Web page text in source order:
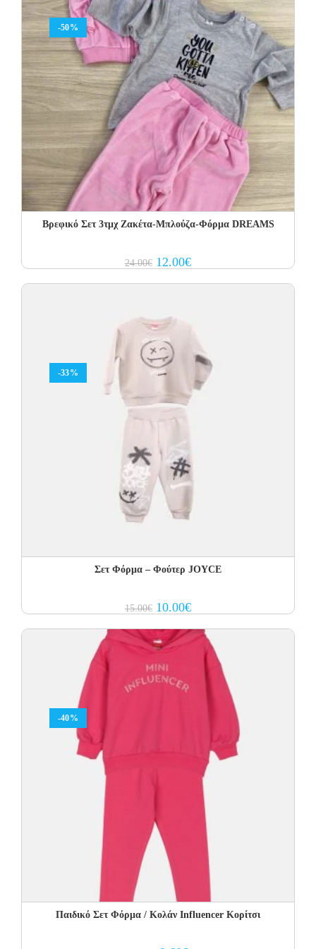
-50%
Βρεφικό Σετ 3τμχ Ζακέτα-Μπλούζα-Φόρμα DREAMS
24.00€ Original
price
12.00€Current
price
-33%
Σετ Φόρμα – Φούτερ JOYCE
15.00€ Original
price
15.00€.
10.00€Current
price
10.00€.
-40%
Παιδικό Σετ Φόρμα / Κολάν Influencer Κορίτσι